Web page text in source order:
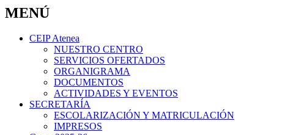
MENÚ
CEIP Atenea
NUESTRO CENTRO
SERVICIOS OFERTADOS
ORGANIGRAMA
DOCUMENTOS
ACTIVIDADES Y EVENTOS
SECRETARÍA
ESCOLARIZACIÓN Y MATRICULACIÓN
IMPRESOS